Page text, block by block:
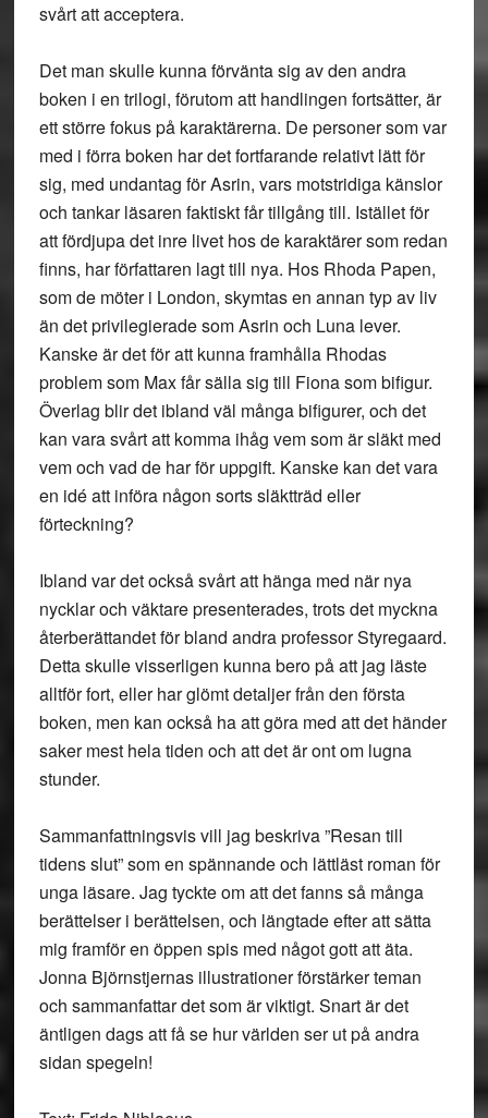
svårt att acceptera.
Det man skulle kunna förvänta sig av den andra
boken i en trilogi, förutom att handlingen fortsätter, är
ett större fokus på karaktärerna. De personer som var
med i förra boken har det fortfarande relativt lätt för
sig, med undantag för Asrin, vars motstridiga känslor
och tankar läsaren faktiskt får tillgång till. Istället för
att fördjupa det inre livet hos de karaktärer som redan
finns, har författaren lagt till nya. Hos Rhoda Papen,
som de möter i London, skymtas en annan typ av liv
än det privilegierade som Asrin och Luna lever.
Kanske är det för att kunna framhålla Rhodas
problem som Max får sälla sig till Fiona som bifigur.
Överlag blir det ibland väl många bifigurer, och det
kan vara svårt att komma ihåg vem som är släkt med
vem och vad de har för uppgift. Kanske kan det vara
en idé att införa någon sorts släktträd eller
förteckning?
Ibland var det också svårt att hänga med när nya
nycklar och väktare presenterades, trots det myckna
återberättandet för bland andra professor Styregaard.
Detta skulle visserligen kunna bero på att jag läste
alltför fort, eller har glömt detaljer från den första
boken, men kan också ha att göra med att det händer
saker mest hela tiden och att det är ont om lugna
stunder.
Sammanfattningsvis vill jag beskriva ”Resan till
tidens slut” som en spännande och lättläst roman för
unga läsare. Jag tyckte om att det fanns så många
berättelser i berättelsen, och längtade efter att sätta
mig framför en öppen spis med något gott att äta.
Jonna Björnstjernas illustrationer förstärker teman
och sammanfattar det som är viktigt. Snart är det
äntligen dags att få se hur världen ser ut på andra
sidan spegeln!